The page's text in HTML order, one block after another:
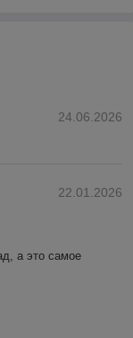
24.06.2026
22.01.2026
а это самое